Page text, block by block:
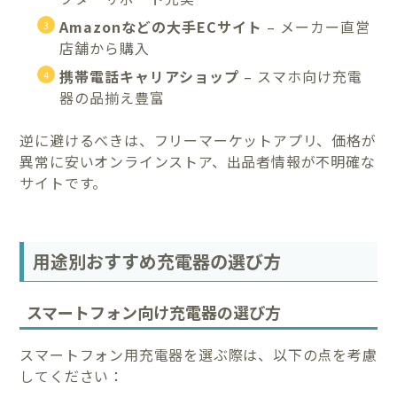
Amazonなどの大手ECサイト – メーカー直営
店舗から購入
携帯電話キャリアショップ – スマホ向け充電
器の品揃え豊富
逆に避けるべきは、フリーマーケットアプリ、価格が
異常に安いオンラインストア、出品者情報が不明確な
サイトです。
用途別おすすめ充電器の選び方
スマートフォン向け充電器の選び方
スマートフォン用充電器を選ぶ際は、以下の点を考慮
してください：